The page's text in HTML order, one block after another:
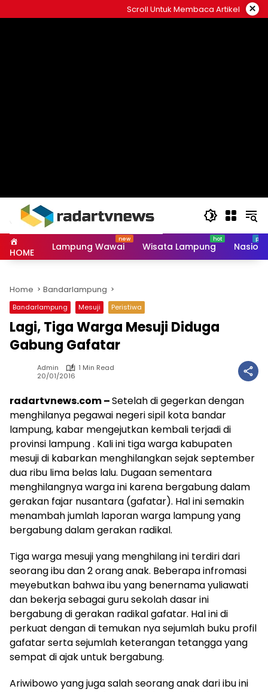
to
Scroll Untuk Membaca Artikel ×
HOME Lampung Wawai Wisata Lampung
Home Bandarlampung
Bandarlampung Mesuji Peristiwa
Lagi, Tiga Warga Mesuji Diduga
Gabung Gafatar
Admin
1 Min Read
20/01/2016
radartvnews.com –Setelah di gegerkan dengan
menghilanya pegawai negeri sipil kota bandar
lampung, kabar mengejutkan kembali terjadi di
provinsi lampung . Kali ini tiga warga kabupaten
mesuji di kabarkan menghilangkan sejak september
dua ribu lima belas lalu. Dugaan sementara
menghilangnya warga ini karena bergabung dalam
gerakan fajar nusantara (gafatar). Hal ini semakin
menambah jumlah laporan warga lampung yang
bergabung dalam gerakan radikal.
Tiga warga mesuji yang menghilang ini terdiri dari
seorang ibu dan 2 orang anak. Beberapa infromasi
meyebutkan bahwa ibu yang benernama yuliawati
dan bekerja sebagai guru sekolah dasar ini
bergabung di gerakan radikal gafatar. Hal ini di
perkuat dengan di temukan nya sejumlah buku profil
gafatar serta sejumlah keterangan tetangga yang
sempat di ajak untuk bergabung.
Ariwibowo yang juga salah seorang anak dari ibu ini